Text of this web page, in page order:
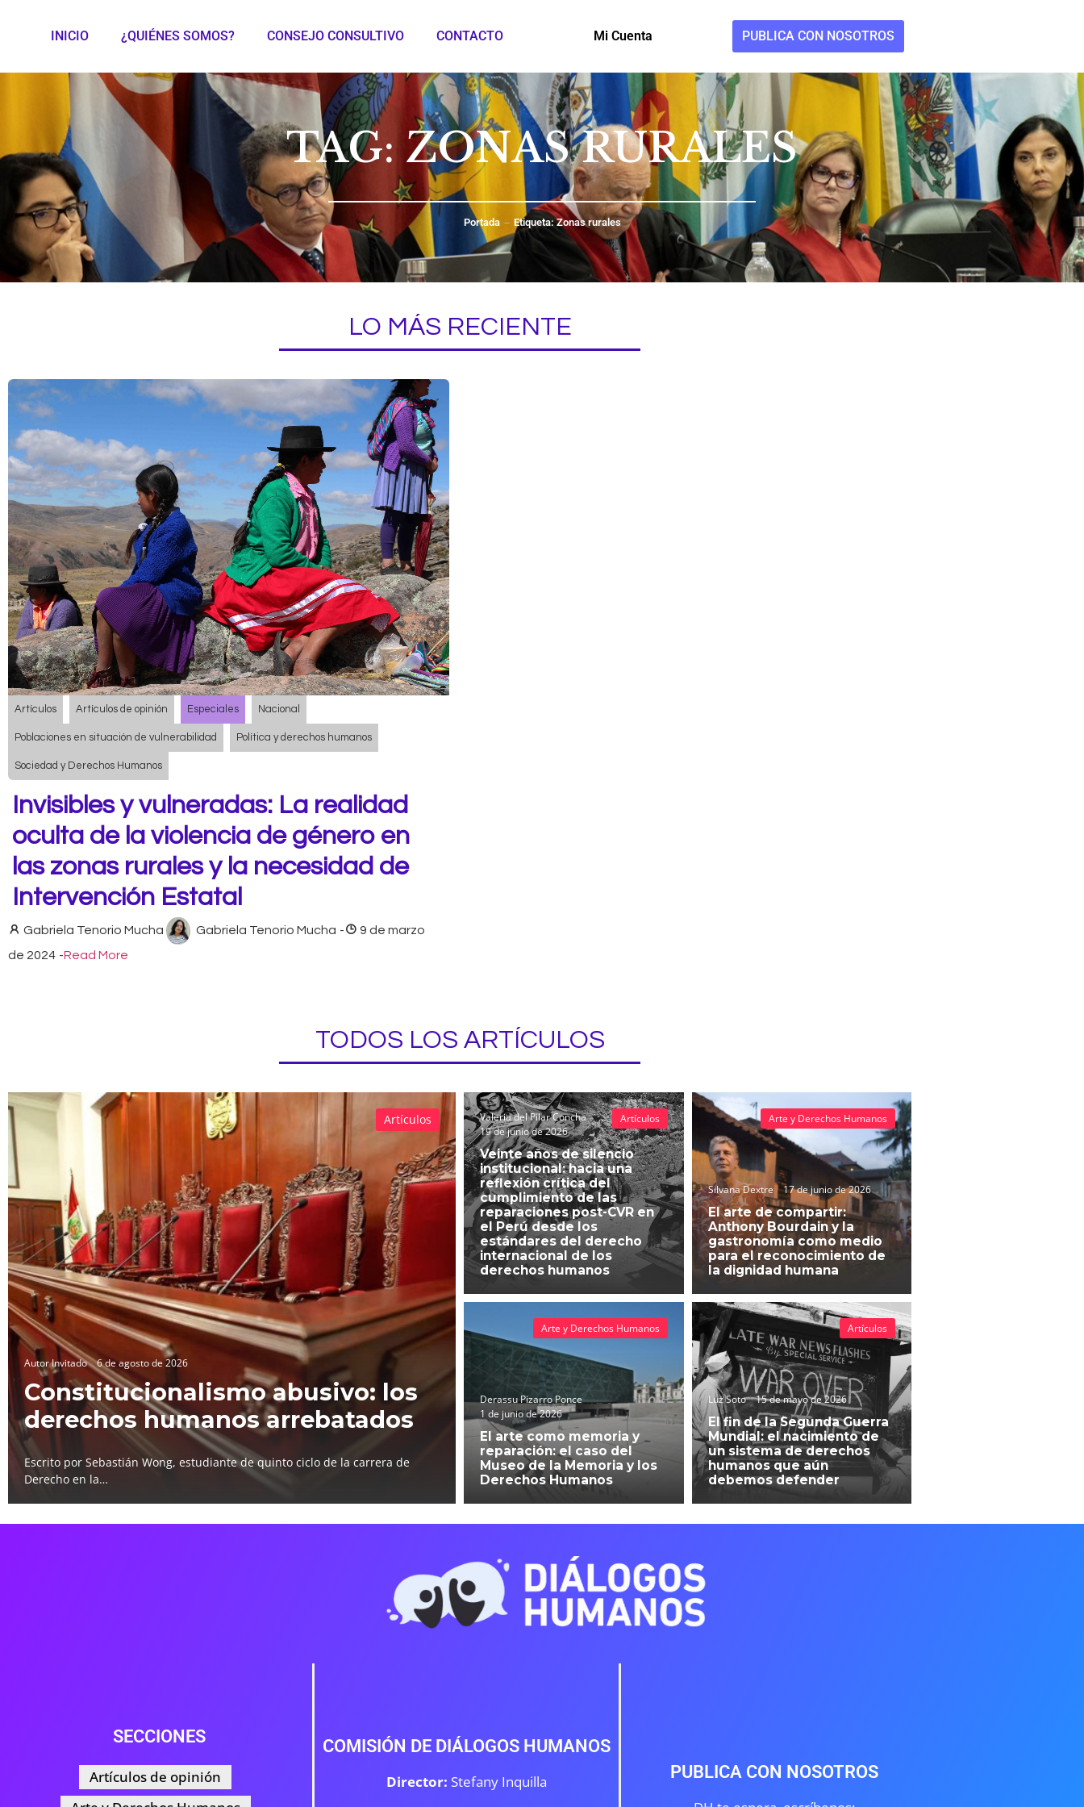
INICIO ¿QUIÉNES SOMOS? CONSEJO CONSULTIVO CONTACTO Mi Cuenta PUBLICA CON NOSOTROS
TAG: ZONAS RURALES
Portada Etiqueta: Zonas rurales
LO MÁS RECIENTE
Artículos Artículos de opinión Especiales Nacional
Poblaciones en situación de vulnerabilidad Política y derechos humanos
Sociedad y Derechos Humanos
Invisibles y vulneradas: La realidad
oculta de la violencia de género en
las zonas rurales y la necesidad de
Intervención Estatal
Gabriela Tenorio Mucha Gabriela Tenorio Mucha -
9 de marzo
de 2024 -Read More
TODOS LOS ARTÍCULOS
Autor Invitado 6 de agosto de 2026
Constitucionalismo abusivo: los
derechos humanos arrebatados
Escrito por Sebastián Wong, estudiante de quinto ciclo de la carrera de
Derecho en la…
Artículos
Valeria del Pilar Concha
19 de junio de 2026
Veinte años de silencio
institucional: hacia una
reflexión crítica del
cumplimiento de las
reparaciones post-CVR en
el Perú desde los
estándares del derecho
internacional de los
derechos humanos
Artículos
Silvana Dextre 17 de junio de 2026
El arte de compartir:
Anthony Bourdain y la
gastronomía como medio
para el reconocimiento de
la dignidad humana
Arte y Derechos Humanos
Derassu Pizarro Ponce
1 de junio de 2026
El arte como memoria y
reparación: el caso del
Museo de la Memoria y los
Derechos Humanos
Arte y Derechos Humanos
Luz Soto 15 de mayo de 2026
El fin de la Segunda Guerra
Mundial: el nacimiento de
un sistema de derechos
humanos que aún
debemos defender
Artículos
SECCIONES
Artículos de opinión
COMISIÓN DE DIÁLOGOS HUMANOS
Director: Stefany Inquilla
PUBLICA CON NOSOTROS